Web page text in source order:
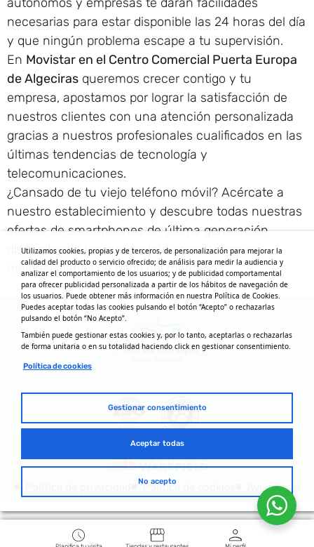
necesarias para estar disponible las 24 horas del día
y que ningún problema escape a tu supervisión.
En Movistar en el Centro Comercial Puerta Europa
de Algeciras queremos crecer contigo y tu
empresa, apostamos por lograr la satisfacción de
nuestros clientes con una atención personalizada
gracias a nuestros profesionales cualificados en las
últimas tendencias de tecnología y
telecomunicaciones.
¿Cansado de tu viejo teléfono móvil? Acércate a
nuestro establecimiento y descubre todas nuestras
ofertas de smartphones de última generación
disponibles a los que podrás acceder con los
mejores planes de pago del mercado.
Política de cookies Aviso legal
Utilizamos cookies, propias y de terceros, de personalización para mejorar la
calidad del producto o servicio ofrecido; de análisis para medir la audiencia y
analizar el comportamiento de los usuarios; y de publicidad comportamental
para ofrecer publicidad personalizada a partir de los hábitos de navegación de
los usuarios. Puede obtener más información en nuestra Política de Cookies.
Puedes aceptar todas las cookies pulsando el botón “Acepto” o rechazarlas
pulsando el botón “No Acepto”.
También puede gestionar estas cookies y, por lo tanto, aceptarlas o rechazarlas
de forma unitaria o en su totalidad haciendo click en gestionar consentimiento.
Política de cookies
Gestionar consentimiento
Aceptar todas
No acepto